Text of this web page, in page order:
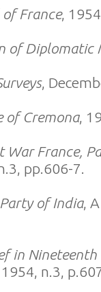
of France,
of Diplomatic
,
of Cremona,
War France,
pp.606-7.
of India,
in Nineteenth
n.3,